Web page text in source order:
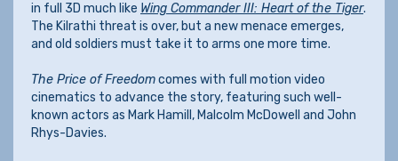
in full 3D much like Wing Commander III: Heart of the Tiger.
The Kilrathi threat is over, but a new menace emerges,
and old soldiers must take it to arms one more time.
The Price of Freedomcomes with full motion video
cinematics to advance the story, featuring such well-
known actors as Mark Hamill, Malcolm McDowell and John
Rhys-Davies.